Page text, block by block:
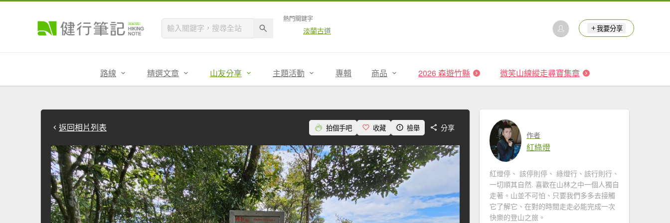
熱門關鍵字
淡蘭古道 我要分享
路線 精選文章 山友分享 主題活動 專輯 商品 2026 森遊竹縣 微笑山線縱走尋寶集章
返回相片列表 拍個手吧 收藏 檢舉 分享
作者
紅綠燈
紅燈停、 該停則停、 綠燈行、該行則行、
一切順其自然. 喜歡在山林之中一個人獨自
走著。山並不可怕、只要我們多多去接觸
它了解它、在對的時間走走必能完成一次
快樂的登山之旅。